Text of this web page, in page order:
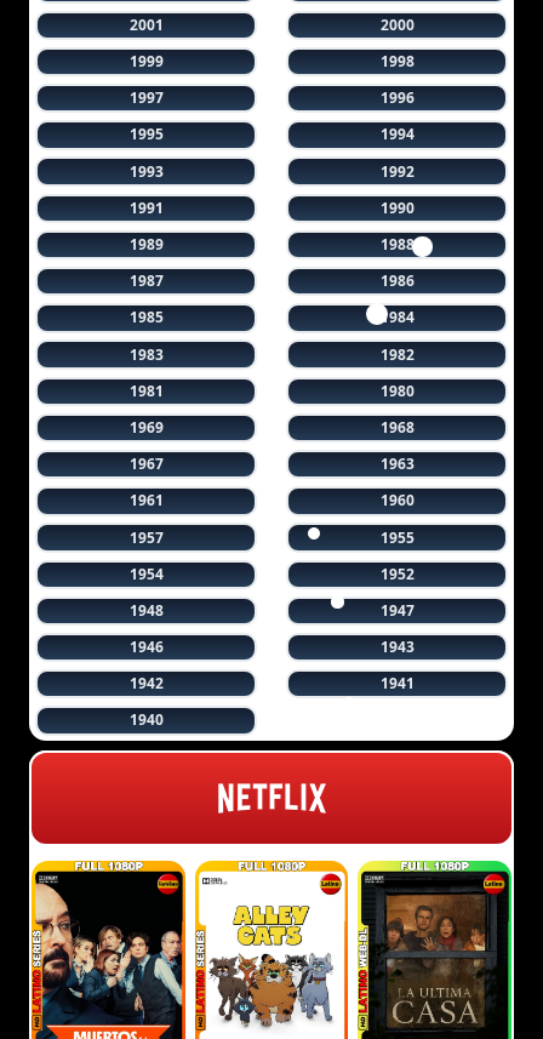
2001
2000
1999
1998
1997
1996
1995
1994
1993
1992
1991
1990
1989
1988
1987
1986
1985
1984
1983
1982
1981
1980
1969
1968
1967
1963
1961
1960
1957
1955
1954
1952
1948
1947
1946
1943
1942
1941
1940